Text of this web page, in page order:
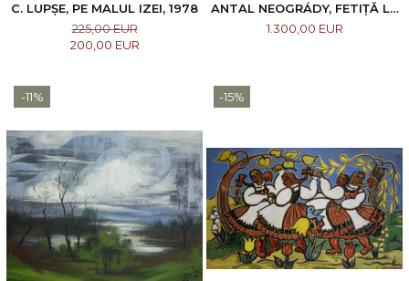
C. LUPȘE, PE MALUL IZEI, 1978
225,00 EUR
200,00 EUR
ANTAL NEOGRÁDY, FETIȚĂ LA
RÂU
1.300,00 EUR
-11% -15%